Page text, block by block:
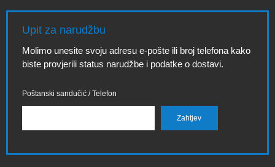
Upit za narudžbu
Molimo unesite svoju adresu e-pošte ili broj telefona kako
biste provjerili status narudžbe i podatke o dostavi.
Poštanski sandučić / Telefon